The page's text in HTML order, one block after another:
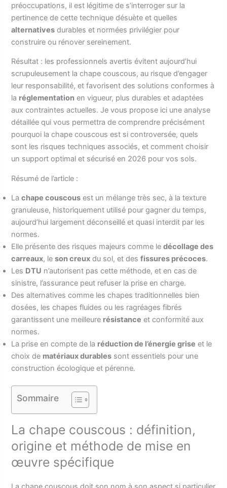
préoccupations, il est légitime de s’interroger sur la
pertinence de cette technique désuète et quelles
alternatives durables et normées privilégier pour
construire ou rénover sereinement.
Résultat : les professionnels avertis évitent aujourd’hui
scrupuleusement la chape couscous, au risque d’engager
leur responsabilité, et favorisent des solutions conformes à
la réglementation en vigueur, plus durables et adaptées
aux contraintes actuelles. Je vous propose ici une analyse
détaillée qui vous permettra de comprendre précisément
pourquoi la chape couscous est si controversée, quels
sont les risques techniques associés, et comment choisir
un support optimal et sécurisé en 2026 pour vos sols.
Résumé de l’article :
Lachape couscous est un mélange très sec, à la texture
granuleuse, historiquement utilisé pour gagner du temps,
aujourd’hui largement déconseillé et quasi interdit par les
normes.
Elle présente des risques majeurs comme ledécollage des
carreaux, leson creux du sol, et desfissures précoces.
Les DTU n’autorisent pas cette méthode, et en cas de
sinistre, l’assurance peut refuser la prise en charge.
Des alternatives comme les chapes traditionnelles bien
dosées, les chapes fluides ou les ragréages fibrés
garantissent une meilleure résistance et conformité aux
normes.
La prise en compte de la réduction de l’énergie grise et le
choix de matériaux durables sont essentiels pour une
construction écologique et pérenne.
Sommaire
La chape couscous : définition,
origine et méthode de mise en
œuvre spécifique